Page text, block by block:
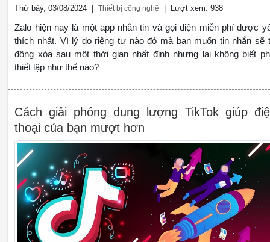
Thứ bảy, 03/08/2024 |Thiết bị công nghệ | Lượt xem: 938
Zalo hiện nay là một app nhắn tin và gọi điện miễn phí được
thích nhất. Vì lý do riêng tư nào đó mà bạn muốn tin nhắn sẽ
động xóa sau một thời gian nhất định nhưng lại không biết
thiết lập như thế nào?
Cách giải phóng dung lượng TikTok giúp
thoại của bạn mượt hơn